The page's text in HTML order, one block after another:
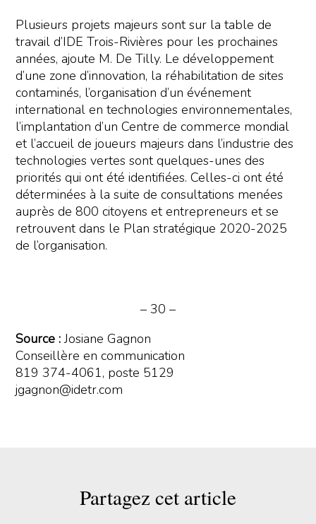
Plusieurs projets majeurs sont sur la table de
travail d’IDE Trois-Rivières pour les prochaines
années, ajoute M. De Tilly. Le développement
d’une zone d’innovation, la réhabilitation de sites
contaminés, l’organisation d’un événement
international en technologies environnementales,
l’implantation d’un Centre de commerce mondial
et l’accueil de joueurs majeurs dans l’industrie des
technologies vertes sont quelques-unes des
priorités qui ont été identifiées. Celles-ci ont été
déterminées à la suite de consultations menées
auprès de 800 citoyens et entrepreneurs et se
retrouvent dans le Plan stratégique 2020-2025
de l’organisation.
– 30 –
Source :Josiane Gagnon
Conseillère en communication
819 374-4061, poste 5129
jgagnon@idetr.com
Partagez cet article